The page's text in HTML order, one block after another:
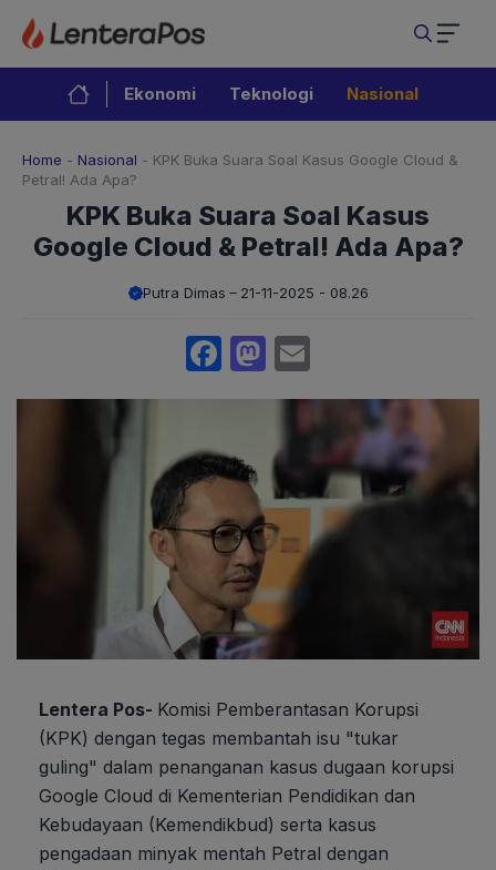
Langsung
isi
Ekonomi Teknologi Nasional
Home - Nasional - KPK Buka Suara Soal Kasus Google Cloud &
Petral! Ada Apa?
KPK Buka Suara Soal Kasus
Google Cloud & Petral! Ada Apa?
Putra Dimas 21-11-2025 - 08.26
Facebook
Mastodon
Lentera Pos- Komisi Pemberantasan Korupsi
(KPK) dengan tegas membantah isu "tukar
guling" dalam penanganan kasus dugaan korupsi
Google Cloud di Kementerian Pendidikan dan
Kebudayaan (Kemendikbud) serta kasus
pengadaan minyak mentah Petral dengan